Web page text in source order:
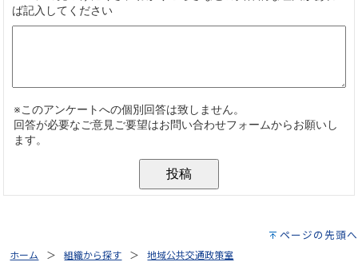
ページの先頭へ
ホーム 組織から探す
地域公共交通政策室